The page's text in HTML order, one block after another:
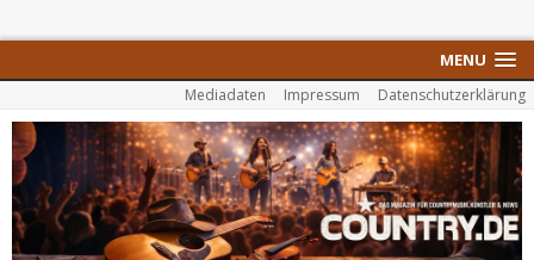
MENU
Mediadaten Impressum Datenschutzerklärung